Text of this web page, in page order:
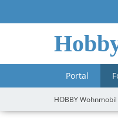
Portal
HOBBY